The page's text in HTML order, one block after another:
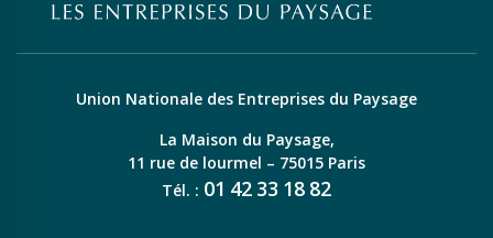
Union Nationale des Entreprises du Paysage
La Maison du Paysage,
11 rue de lourmel – 75015 Paris
Tél. : 01 42 33 18 82